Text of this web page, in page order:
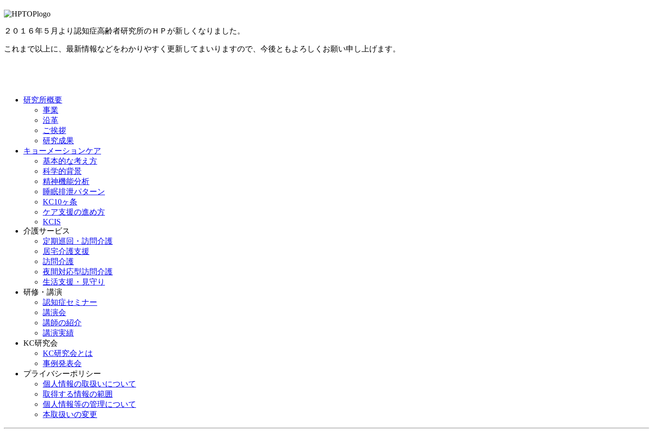
２０１６年５月より認知症高齢者研究所のＨＰが新しくなりました。
これまで以上に、最新情報などをわかりやすく更新してまいりますので、今後ともよろしくお願い申し上げます。
研究所概要
事業
沿革
ご挨拶
研究成果
キョーメーションケア
基本的な考え方
科学的背景
精神機能分析
睡眠排泄パターン
KC10ヶ条
ケア支援の進め方
KCIS
介護サービス
定期巡回・訪問介護
居宅介護支援
訪問介護
夜間対応型訪問介護
生活支援・見守り
研修・講演
認知症セミナー
講演会
講師の紹介
講演実績
KC研究会
KC研究会とは
事例発表会
プライバシーポリシー
個人情報の取扱いについて
取得する情報の範囲
個人情報等の管理について
本取扱いの変更